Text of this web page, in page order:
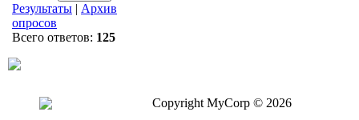
Результаты | Архив
опросов
Всего ответов: 125
Copyright MyCorp © 2026